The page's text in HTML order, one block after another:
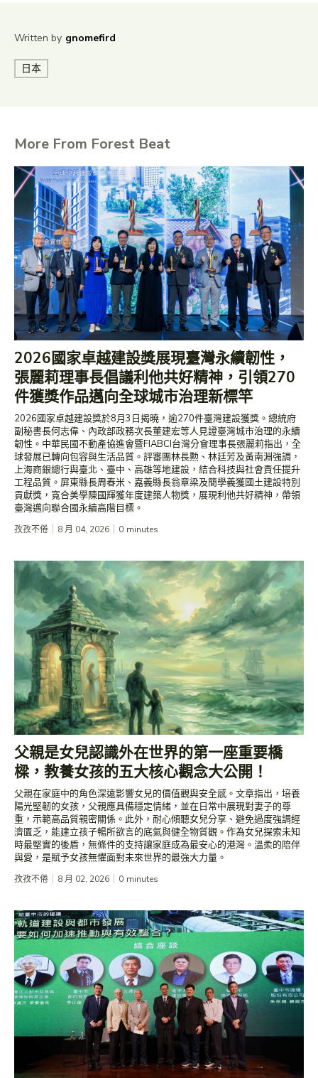
Written by gnomefird
日本
More From Forest Beat
2026國家卓越建設獎展現臺灣永續韌性，
張麗莉理事長倡議利他共好精神，引領270
件獲獎作品邁向全球城市治理新標竿
2026國家卓越建設獎於8月3日揭曉，逾270件臺灣建設獲獎。總統府
副秘書長何志偉、內政部政務次長董建宏等人見證臺灣城市治理的永續
韌性。中華民國不動產協進會暨FIABCI台灣分會理事長張麗莉指出，全
球發展已轉向包容與生活品質。評審團林長勲、林廷芳及黃南淵強調，
上海商銀總行與臺北、臺中、高雄等地建設，結合科技與社會責任提升
工程品質。屏東縣長周春米、嘉義縣長翁章梁及簡學義獲國土建設特別
貢獻獎，寬合美學陳國輝獲年度建築人物獎，展現利他共好精神，帶領
臺灣邁向聯合國永續高階目標。
孜孜不倦 8 月 04, 2026 0 minutes
​父親是女兒認識外在世界的第一座重要橋
樑，教養女孩的五大核心觀念大公開！
​父親在家庭中的角色深遠影響女兒的價值觀與安全感。文章指出，培養
陽光堅韌的女孩，父親應具備穩定情緒，並在日常中展現對妻子的尊
重，示範高品質親密關係。此外，耐心傾聽女兒分享、避免過度強調經
濟匱乏，能建立孩子暢所欲言的底氣與健全物質觀。作為女兒探索未知
時最堅實的後盾，無條件的支持讓家庭成為最安心的港灣。溫柔的陪伴
與愛，是賦予女孩無懼面對未來世界的最強大力量。
孜孜不倦 8 月 02, 2026 0 minutes